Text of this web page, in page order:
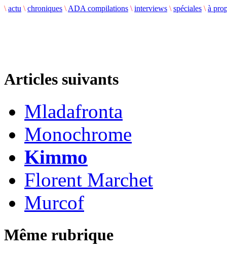
\ actu \ chroniques \ ADA compilations \ interviews \ spéciales \ à
Articles suivants
Mladafronta
Monochrome
Kimmo
Florent Marchet
Murcof
Même rubrique